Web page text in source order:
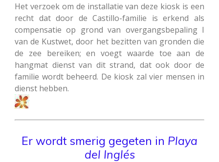
Het verzoek om de installatie van deze kiosk is een
recht dat door de Castillo-familie is erkend als
compensatie op grond van overgangsbepaling I
van de Kustwet, door het bezitten van gronden die
de zee bereiken; en voegt waarde toe aan de
hangmat dienst van dit strand, dat ook door de
familie wordt beheerd. De kiosk zal vier mensen in
dienst hebben.
Er wordt smerig gegeten in Playa
del Inglés